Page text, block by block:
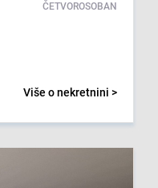
ČETVOROSOBAN
Više o nekretnini >